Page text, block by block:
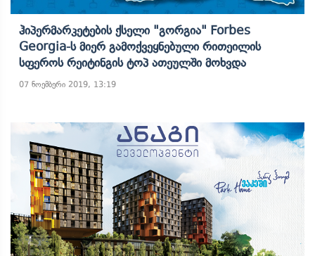
Ჰიპერმარკეტების Ქსელი "გორგია" Forbes
Georgia-Ს Მიერ Გამოქვეყნებული Რითეილის
Სფეროს Რეიტინგის Ტოპ Ათეულში Მოხვდა
07 ნოემბერი 2019, 13:19